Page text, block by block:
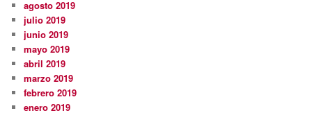
agosto 2019
julio 2019
junio 2019
mayo 2019
abril 2019
marzo 2019
febrero 2019
enero 2019